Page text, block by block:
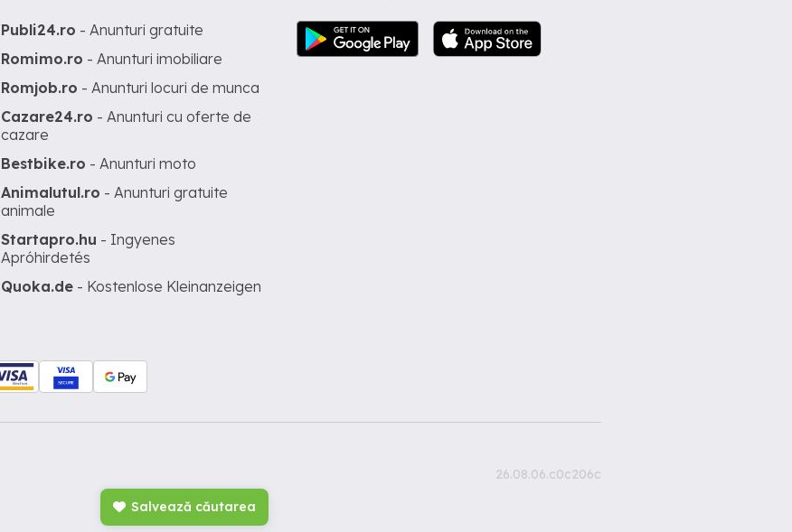
Salvează căutarea
Publi24.ro - Anunturi gratuite
Romimo.ro - Anunturi imobiliare
Romjob.ro - Anunturi locuri de munca
Cazare24.ro - Anunturi cu oferte de
cazare
Bestbike.ro - Anunturi moto
Animalutul.ro - Anunturi gratuite
animale
Startapro.hu - Ingyenes
Apróhirdetés
Quoka.de - Kostenlose Kleinanzeigen
26.08.06.c0c206c